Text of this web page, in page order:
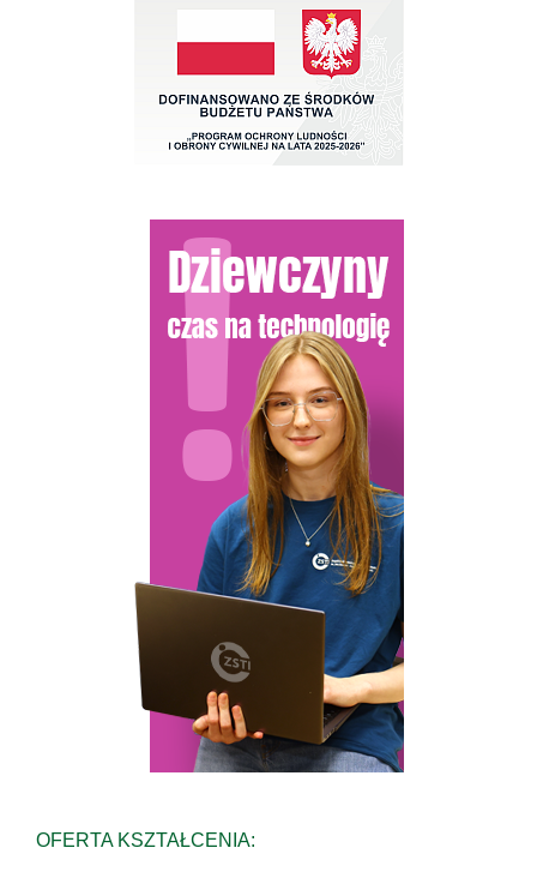
OFERTA KSZTAŁCENIA: